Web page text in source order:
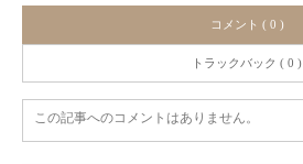
コメント ( 0 )
トラックバック ( 0 )
この記事へのコメントはありません。